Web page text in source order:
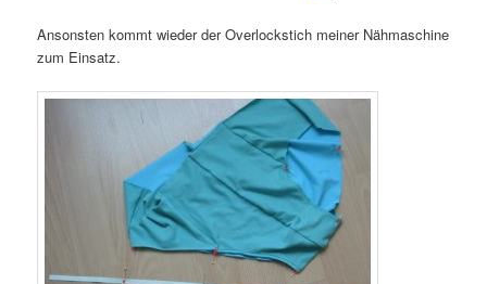
Ansonsten kommt wieder der Overlockstich meiner Nähmaschine
zum Einsatz.